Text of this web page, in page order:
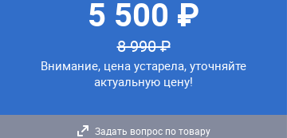
5 500 ₽
8 990 ₽
Внимание, цена устарела, уточняйте
актуальную цену!
Задать вопрос по товару